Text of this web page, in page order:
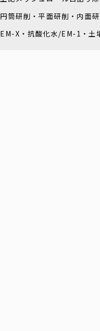
円筒研削・平面研削・内面
EM-X・抗酸化水/EM-1・土